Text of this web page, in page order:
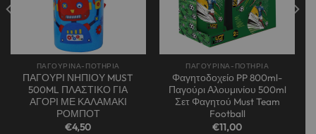
ΠΑΓΟΥΡΙΝΑ-ΠΟΤΗΡΙΑ
ΠΑΓΟΥΡΙ ΝΗΠΙΟΥ MUST
500ML ΠΛΑΣΤΙΚΟ ΓΙΑ
ΑΓΟΡΙ ΜΕ ΚΑΛΑΜΑΚΙ
ΡΟΜΠΟΤ
€4,50
ΠΑΓΟΥΡΙΝΑ-ΠΟΤΗΡΙΑ
Φαγητοδοχείο PP 800ml-
Παγούρι Αλουμινίου 500ml
Σετ Φαγητού Must Team
Football
€11,00